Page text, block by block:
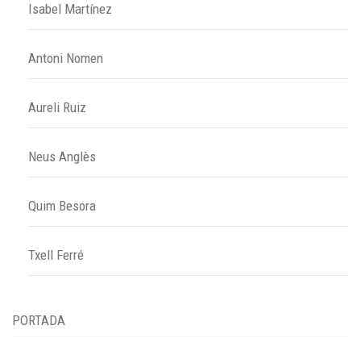
Isabel Martínez
Antoni Nomen
Aureli Ruiz
Neus Anglès
Quim Besora
Txell Ferré
PORTADA